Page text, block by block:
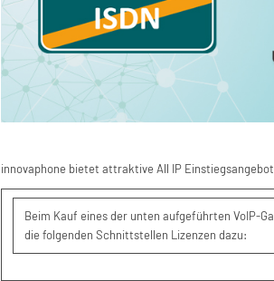
innovaphone bietet attraktive All IP
Beim Kauf eines der unten aufgeführten VoIP-
die folgenden Schnittstellen Lizenzen dazu: